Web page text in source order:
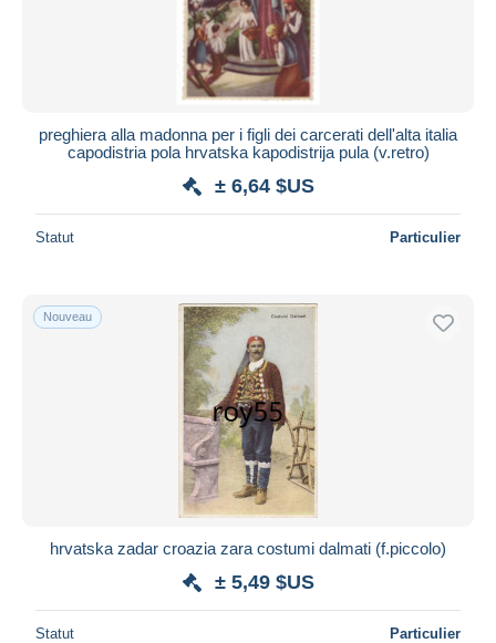
preghiera alla madonna per i figli dei carcerati dell'alta italia
capodistria pola hrvatska kapodistrija pula (v.retro)
± 6,64 $US
Statut Particulier
Nouveau
hrvatska zadar croazia zara costumi dalmati (f.piccolo)
± 5,49 $US
Statut Particulier